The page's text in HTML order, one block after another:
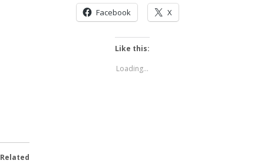
Facebook X
Like this:
Loading...
Related